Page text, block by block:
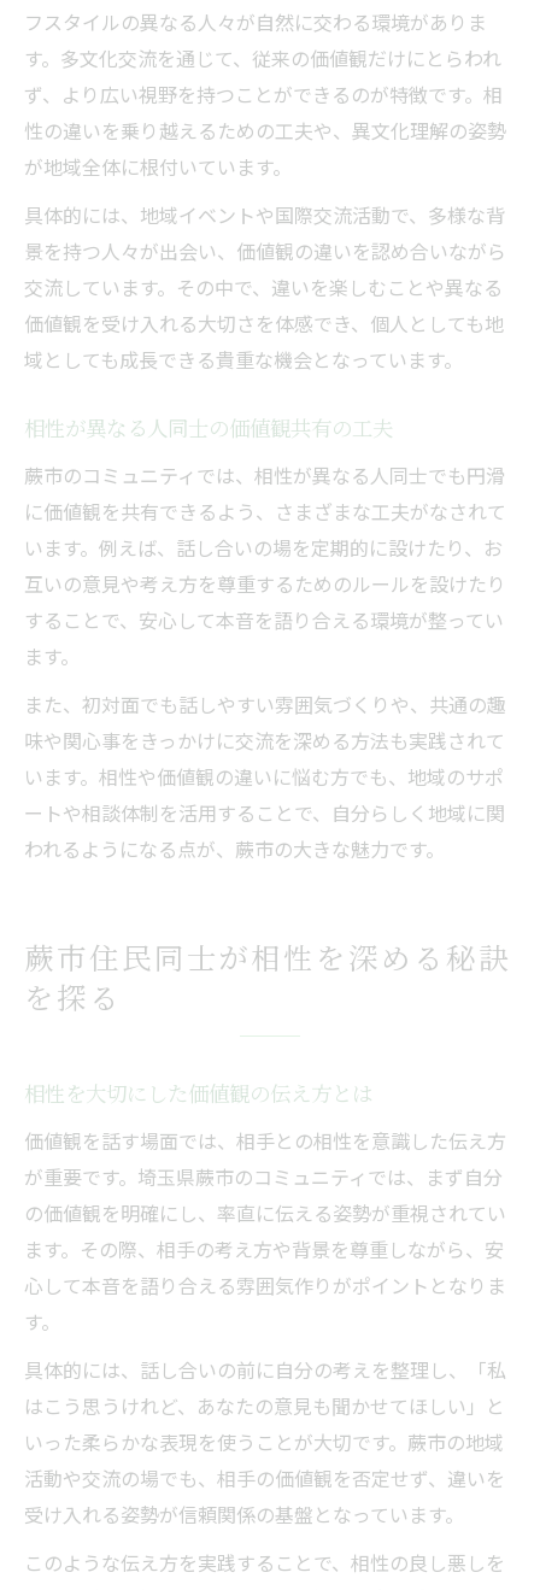
フスタイルの異なる人々が自然に交わる環境がありま
す。多文化交流を通じて、従来の価値観だけにとらわれ
ず、より広い視野を持つことができるのが特徴です。相
性の違いを乗り越えるための工夫や、異文化理解の姿勢
が地域全体に根付いています。
具体的には、地域イベントや国際交流活動で、多様な背
景を持つ人々が出会い、価値観の違いを認め合いながら
交流しています。その中で、違いを楽しむことや異なる
価値観を受け入れる大切さを体感でき、個人としても地
域としても成長できる貴重な機会となっています。
相性が異なる人同士の価値観共有の工夫
蕨市のコミュニティでは、相性が異なる人同士でも円滑
に価値観を共有できるよう、さまざまな工夫がなされて
います。例えば、話し合いの場を定期的に設けたり、お
互いの意見や考え方を尊重するためのルールを設けたり
することで、安心して本音を語り合える環境が整ってい
ます。
また、初対面でも話しやすい雰囲気づくりや、共通の趣
味や関心事をきっかけに交流を深める方法も実践されて
います。相性や価値観の違いに悩む方でも、地域のサポ
ートや相談体制を活用することで、自分らしく地域に関
われるようになる点が、蕨市の大きな魅力です。
蕨市住民同士が相性を深める秘訣
を探る
相性を大切にした価値観の伝え方とは
価値観を話す場面では、相手との相性を意識した伝え方
が重要です。埼玉県蕨市のコミュニティでは、まず自分
の価値観を明確にし、率直に伝える姿勢が重視されてい
ます。その際、相手の考え方や背景を尊重しながら、安
心して本音を語り合える雰囲気作りがポイントとなりま
す。
具体的には、話し合いの前に自分の考えを整理し、「私
はこう思うけれど、あなたの意見も聞かせてほしい」と
いった柔らかな表現を使うことが大切です。蕨市の地域
活動や交流の場でも、相手の価値観を否定せず、違いを
受け入れる姿勢が信頼関係の基盤となっています。
このような伝え方を実践することで、相性の良し悪しを